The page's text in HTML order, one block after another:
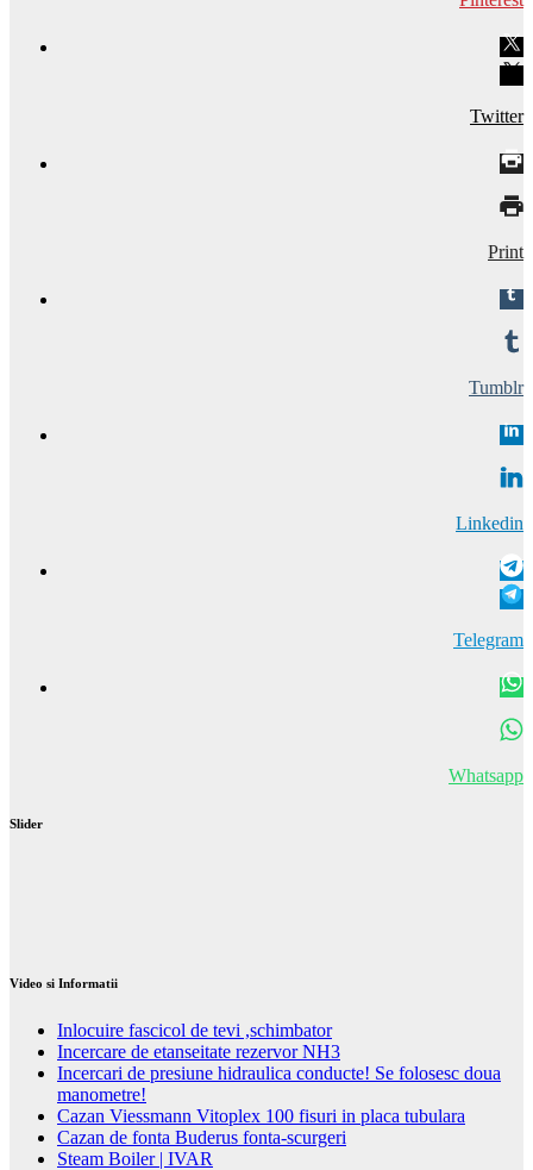
Twitter
Print
Tumblr
Linkedin
Telegram
Whatsapp
Slider
Video si Informatii
Inlocuire fascicol de tevi ,schimbator
Incercare de etanseitate rezervor NH3
Incercari de presiune hidraulica conducte! Se folosesc doua
manometre!
Cazan Viessmann Vitoplex 100 fisuri in placa tubulara
Cazan de fonta Buderus fonta-scurgeri
Steam Boiler | IVAR